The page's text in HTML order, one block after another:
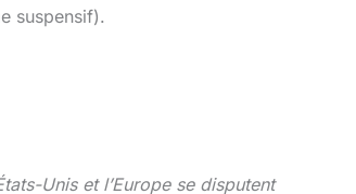
suspensif).
Unis et l’Europe se disputent